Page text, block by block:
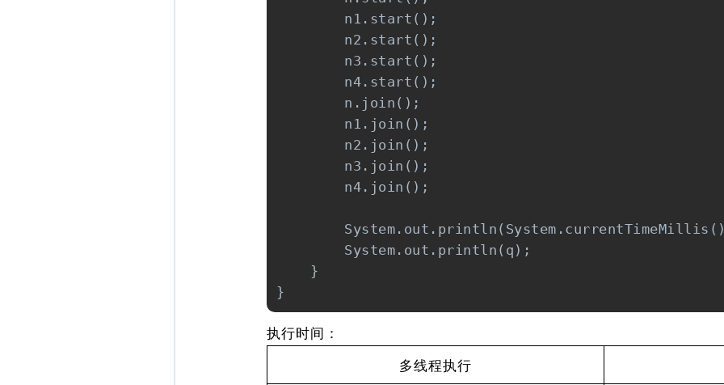
n1.start();
n2.start();
n3.start();
n4.start();
n.join();
n1.join();
n2.join();
n3.join();
n4.join();
System.out.println(q);
}
}
执行时间：
多线程执行